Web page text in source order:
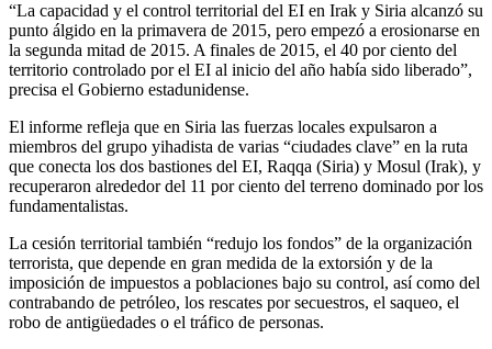
“La capacidad y el control territorial del EI en Irak y Siria alcanzó su
punto álgido en la primavera de 2015, pero empezó a erosionarse en
la segunda mitad de 2015. A finales de 2015, el 40 por ciento del
territorio controlado por el EI al inicio del año había sido liberado”,
precisa el Gobierno estadunidense.
El informe refleja que en Siria las fuerzas locales expulsaron a
miembros del grupo yihadista de varias “ciudades clave” en la ruta
que conecta los dos bastiones del EI, Raqqa (Siria) y Mosul (Irak), y
recuperaron alrededor del 11 por ciento del terreno dominado por los
fundamentalistas.
La cesión territorial también “redujo los fondos” de la organización
terrorista, que depende en gran medida de la extorsión y de la
imposición de impuestos a poblaciones bajo su control, así como del
contrabando de petróleo, los rescates por secuestros, el saqueo, el
robo de antigüedades o el tráfico de personas.